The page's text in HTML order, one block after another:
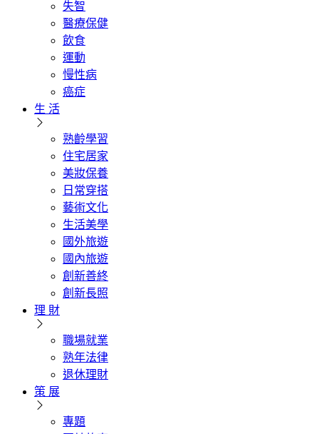
失智
醫療保健
飲食
運動
慢性病
癌症
生 活
熟齡學習
住宅居家
美妝保養
日常穿搭
藝術文化
生活美學
國外旅遊
國內旅遊
創新善終
創新長照
理 財
職場就業
熟年法律
退休理財
策 展
專題